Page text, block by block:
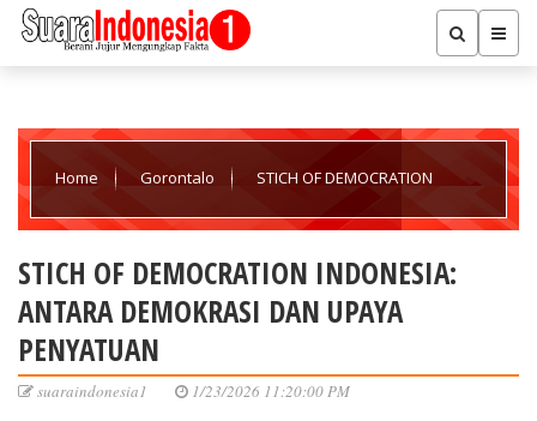
Home Gorontalo STICH OF DEMOCRATION
STICH OF DEMOCRATION INDONESIA:
ANTARA DEMOKRASI DAN UPAYA
PENYATUAN
suaraindonesia1 1/23/2026 11:20:00 PM